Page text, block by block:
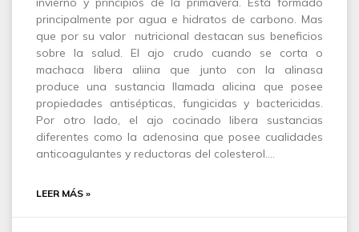
principalmente por agua e hidratos de carbono. Mas
que por su valor nutricional destacan sus beneficios
sobre la salud. El ajo crudo cuando se corta o
machaca libera aliina que junto con la alinasa
produce una sustancia llamada alicina que posee
propiedades antisépticas, fungicidas y bactericidas.
Por otro lado, el ajo cocinado libera sustancias
diferentes como la adenosina que posee cualidades
anticoagulantes y reductoras del colesterol.…
LEER MÁS »